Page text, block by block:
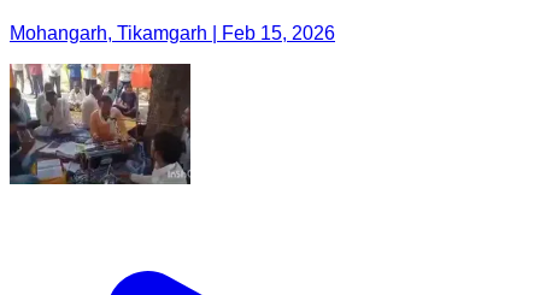
Mohangarh, Tikamgarh | Feb 15, 2026